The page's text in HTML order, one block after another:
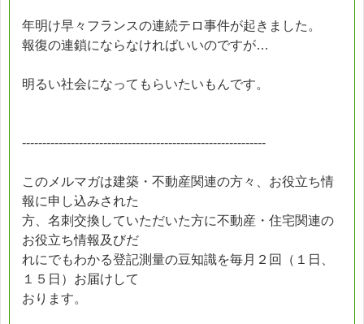
年明け早々フランスの連続テロ事件が起きました。
報復の連鎖にならなければいいのですが…
明るい社会になってもらいたいもんです。
------------------------------------------------------------
このメルマガは建築・不動産関連の方々、お役立ち情
報に申し込みされた
方、名刺交換していただいた方に不動産・住宅関連の
お役立ち情報及びだ
れにでもわかる登記測量の豆知識を毎月２回（１日、
１５日）お届けして
おります。